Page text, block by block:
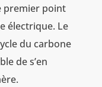
premier point
électrique. Le
du carbone
de s’en